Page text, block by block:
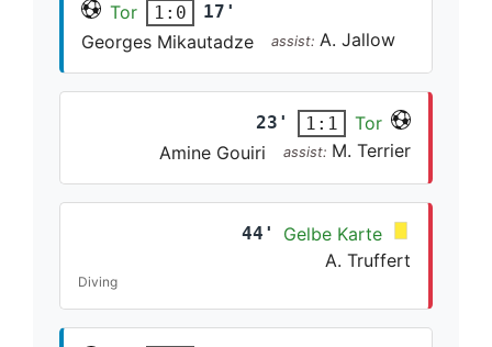
Tor 1:0 17'
Georges Mikautadze assist: A. Jallow
23' 1:1
Tor
Amine Gouiri
assist: M. Terrier
44'
Gelbe Karte
A. Truffert
Diving